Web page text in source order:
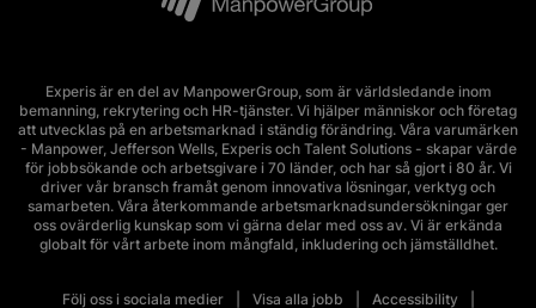
Experis är en del av ManpowerGroup, som är världsledande inom
bemanning, rekrytering och HR-tjänster. Vi hjälper människor och företag
att utvecklas på en arbetsmarknad i ständig förändring. Våra varumärken
- Manpower, Jefferson Wells, Experis och Talent Solutions - skapar värde
för jobbsökande och arbetsgivare i 70 länder, och har så gjort i 80 år. Vi
driver vår bransch framåt genom innovativa lösningar, verktyg och
samarbeten. Våra återkommande arbetsmarknadsundersökningar ger
oss ovärderlig kunskap som vi gärna delar med oss av. Vi är erkända
globalt för vårt arbete inom mångfald, inkludering och jämställdhet.
Följ oss i sociala medier Visa alla jobb Accessibility